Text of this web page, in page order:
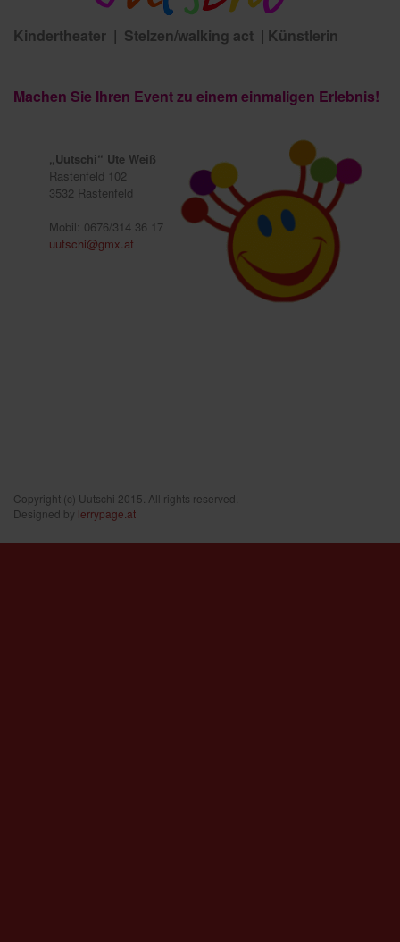
Kindertheater | Stelzen/walking act | Künstlerin
Machen Sie Ihren Event zu einem einmaligen Erlebnis!
„Uutschi“ Ute Weiß
Rastenfeld 102
3532 Rastenfeld
Mobil: 0676/314 36 17
uutschi@gmx.at
Copyright (c) Uutschi 2015. All rights reserved.
Designed by lerrypage.at